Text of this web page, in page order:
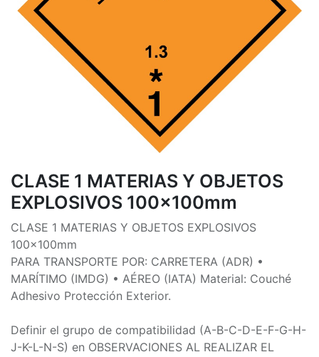
CLASE 1 MATERIAS Y OBJETOS
EXPLOSIVOS 100x100mm
CLASE 1 MATERIAS Y OBJETOS EXPLOSIVOS
100x100mm
PARA TRANSPORTE POR: CARRETERA (ADR) •
MARÍTIMO (IMDG) • AÉREO (IATA) Material: Couché
Adhesivo Protección Exterior.
Definir el grupo de compatibilidad (A-B-C-D-E-F-G-H-
J-K-L-N-S) en OBSERVACIONES AL REALIZAR EL